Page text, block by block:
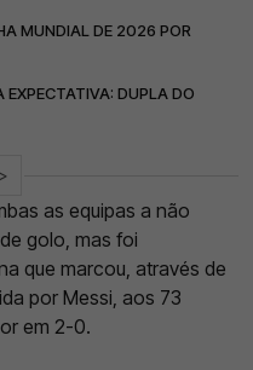
MUNDIAL DE 2026 POR
EXPECTATIVA: DUPLA DO
>
as equipas a não
golo, mas foi
que marcou, através de
por Messi, aos 73
em 2-0.